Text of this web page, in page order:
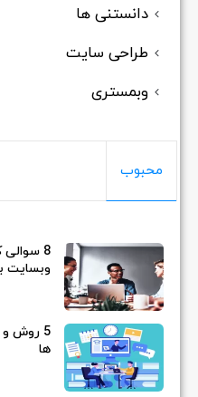
دانستنی ها
طراحی سایت
وبمستری
محبوب
8 سوالی
وبسایت
5 روش و
ها